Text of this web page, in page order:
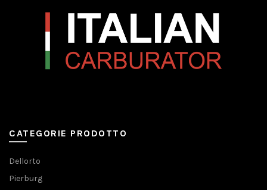
CATEGORIE PRODOTTO
Dellorto
Pierburg